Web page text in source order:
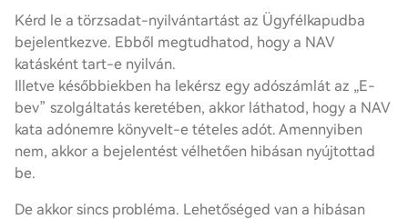
Kérd le a törzsadat-nyilvántartást az Ügyfélkapudba
bejelentkezve. Ebből megtudhatod, hogy a NAV
katásként tart-e nyilván.
Illetve későbbiekben ha lekérsz egy adószámlát az „E-
bev” szolgáltatás keretében, akkor láthatod, hogy a NAV
kata adónemre könyvelt-e tételes adót. Amennyiben
nem, akkor a bejelentést vélhetően hibásan nyújtottad
be.
De akkor sincs probléma. Lehetőséged van a hibásan